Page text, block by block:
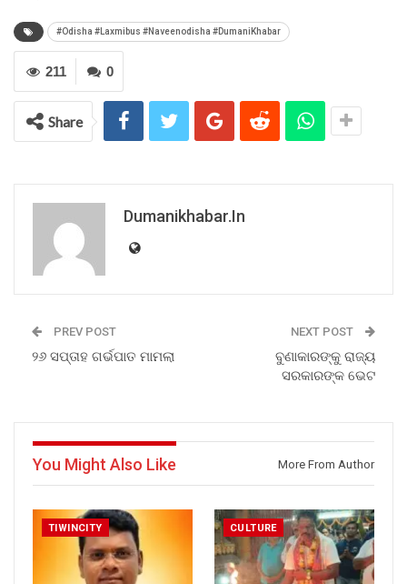
#Odisha #Laxmibus #Naveenodisha #DumaniKhabar
0
211
Share
Dumanikhabar.in
PREV POST
୨୬ ସପ୍ତାହ ଗର୍ଭପାତ ମାମଲା
NEXT POST
ବୁଣାକାରଙ୍କୁ ରାଜ୍ୟ
ସରକାରଙ୍କ ଭେଟ
You Might Also Like More From Author
TIWINCITY CULTURE